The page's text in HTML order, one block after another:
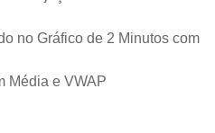
no Gráfico de 2 Minutos com
Média e VWAP